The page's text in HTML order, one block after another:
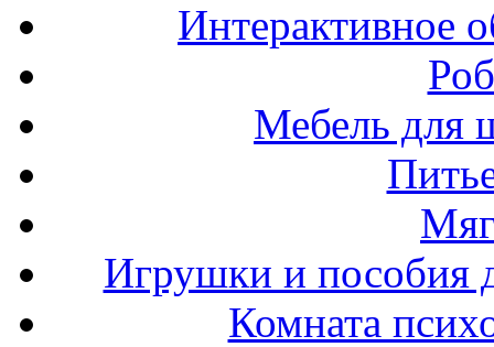
Интерактивное
Мебель для
Игрушки и пособия
Комната